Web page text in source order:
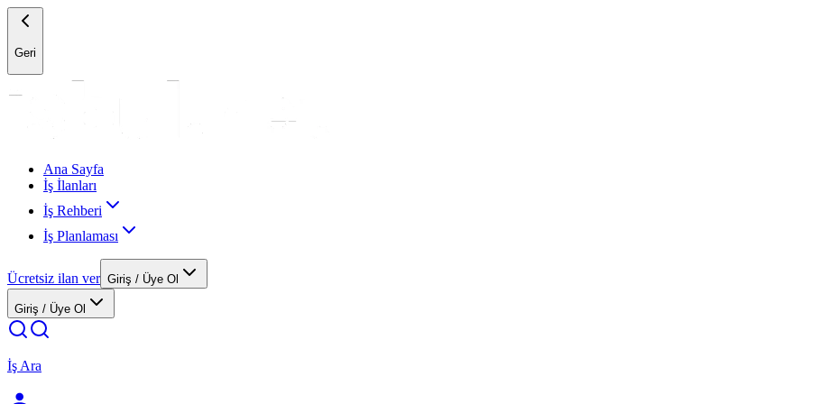
Geri
Ana Sayfa
İş İlanları
İş Rehberi
İş Planlaması
Ücretsiz ilan ver Giriş / Üye Ol
Giriş / Üye Ol
İş Ara